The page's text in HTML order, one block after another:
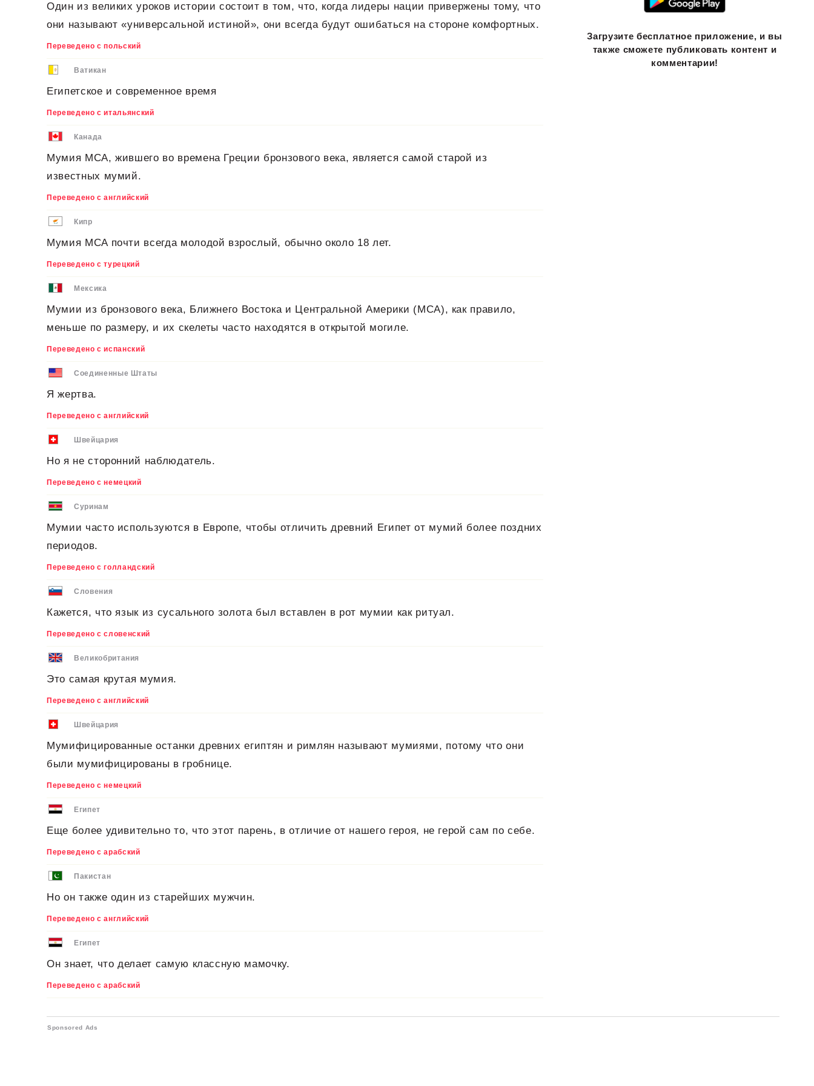
Один из великих уроков истории состоит в том, что, когда лидеры нации привержены тому, что
они называют «универсальной истиной», они всегда будут ошибаться на стороне комфортных.
Переведено с польский
Ватикан
Египетское и современное время
Переведено с итальянский
Канада
Мумия MCA, жившего во времена Греции бронзового века, является самой старой из
известных мумий.
Переведено с английский
Кипр
Мумия MCA почти всегда молодой взрослый, обычно около 18 лет.
Переведено с турецкий
Мексика
Мумии из бронзового века, Ближнего Востока и Центральной Америки (MCA), как правило,
меньше по размеру, и их скелеты часто находятся в открытой могиле.
Переведено с испанский
Соединенные Штаты
Я жертва.
Переведено с английский
Швейцария
Но я не сторонний наблюдатель.
Переведено с немецкий
Суринам
Мумии часто используются в Европе, чтобы отличить древний Египет от мумий более поздних
периодов.
Переведено с голландский
Словения
Кажется, что язык из сусального золота был вставлен в рот мумии как ритуал.
Переведено с словенский
Великобритания
Это самая крутая мумия.
Переведено с английский
Швейцария
Мумифицированные останки древних египтян и римлян называют мумиями, потому что они
были мумифицированы в гробнице.
Переведено с немецкий
Египет
Еще более удивительно то, что этот парень, в отличие от нашего героя, не герой сам по себе.
Переведено с арабский
Пакистан
Но он также один из старейших мужчин.
Переведено с английский
Египет
Он знает, что делает самую классную мамочку.
Переведено с арабский
Загрузите бесплатное приложение, и вы
также сможете публиковать контент и
комментарии!
Sponsored Ads